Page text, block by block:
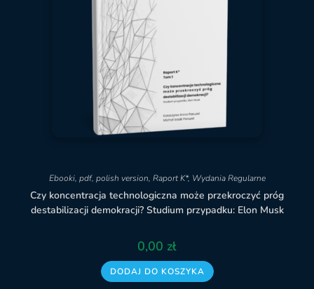
Ebooki, pdf, polish version, Raport K*, Wydania Regularne
Czy koncentracja technologiczna może przekroczyć próg
destabilizacji demokracji? Studium przypadku: Elon Musk
0,00 zł
DODAJ DO KOSZYKA